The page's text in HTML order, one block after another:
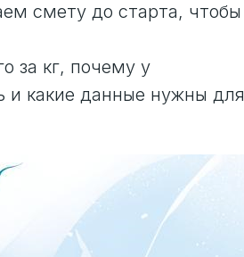
смету до старта, чтобы
за кг, почему у
и какие данные нужны для